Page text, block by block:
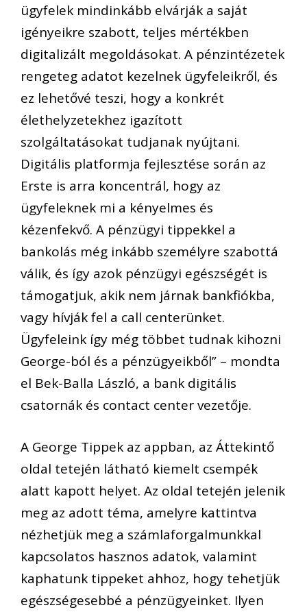
ügyfelek mindinkább elvárják a saját
igényeikre szabott, teljes mértékben
digitalizált megoldásokat. A pénzintézetek
rengeteg adatot kezelnek ügyfeleikről, és
ez lehetővé teszi, hogy a konkrét
élethelyzetekhez igazított
szolgáltatásokat tudjanak nyújtani.
Digitális platformja fejlesztése során az
Erste is arra koncentrál, hogy az
ügyfeleknek mi a kényelmes és
kézenfekvő. A pénzügyi tippekkel a
bankolás még inkább személyre szabottá
válik, és így azok pénzügyi egészségét is
támogatjuk, akik nem járnak bankfiókba,
vagy hívják fel a call centerünket.
Ügyfeleink így még többet tudnak kihozni
George-ból és a pénzügyeikből” – mondta
el Bek-Balla László, a bank digitális
csatornák és contact center vezetője.
A George Tippek az appban, az Áttekintő
oldal tetején látható kiemelt csempék
alatt kapott helyet. Az oldal tetején jelenik
meg az adott téma, amelyre kattintva
nézhetjük meg a számlaforgalmunkkal
kapcsolatos hasznos adatok, valamint
kaphatunk tippeket ahhoz, hogy tehetjük
egészségesebbé a pénzügyeinket. Ilyen